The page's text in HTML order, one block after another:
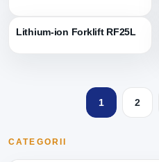
CATEGORII
Lithium-ion Forklift RF25L
1 2